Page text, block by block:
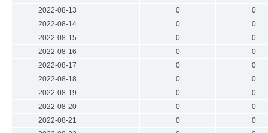
2022-08-13
0
0
2022-08-14
0
0
2022-08-15
0
0
2022-08-16
0
0
2022-08-17
0
0
2022-08-18
0
0
2022-08-19
0
0
2022-08-20
0
0
2022-08-21
0
0